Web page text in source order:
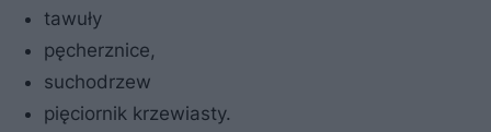
tawuły
pęcherznice,
suchodrzew
pięciornik krzewiasty.